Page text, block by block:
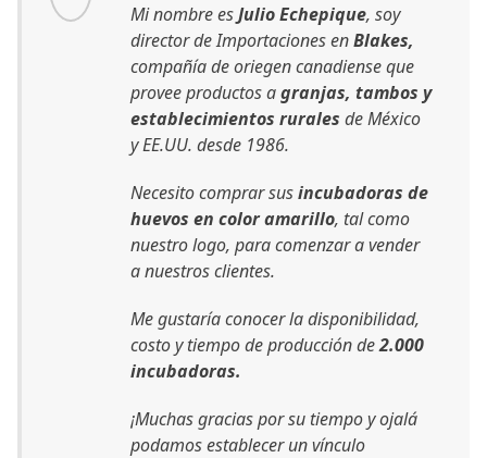
Mi nombre esJulio Echepique, soy
director de Importaciones enBlakes,
compañía de oriegen canadiense que
provee productos agranjas, tambos y
establecimientos rurales de México
y EE.UU. desde 1986.
Necesito comprar susincubadoras de
huevos en color amarillo, tal como
nuestro logo, para comenzar a vender
a nuestros clientes.
Me gustaría conocer la disponibilidad,
costo y tiempo de producción de2.000
incubadoras.
¡Muchas gracias por su tiempo y ojalá
podamos establecer un vínculo